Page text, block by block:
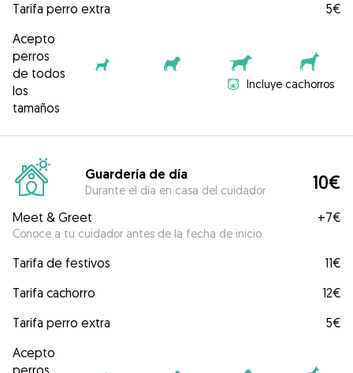
Tarifa perro extra
5€
Acepto
perros
de todos
los
tamaños
Incluye cachorros
Guardería de día
Durante el día en casa del cuidador 10€
Meet & Greet
Conoce a tu cuidador antes de la fecha de inicio.
+7€
Tarifa de festivos
11€
Tarifa cachorro
12€
Tarifa perro extra
5€
Acepto